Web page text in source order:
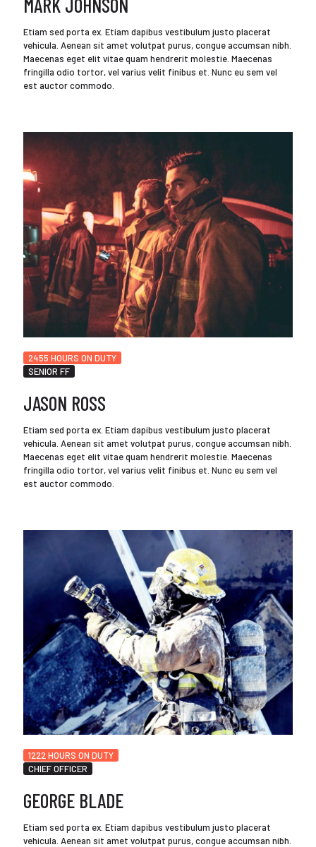
MARK JOHNSON
Etiam sed porta ex. Etiam dapibus vestibulum justo placerat
vehicula. Aenean sit amet volutpat purus, congue accumsan nibh.
Maecenas eget elit vitae quam hendrerit molestie. Maecenas
fringilla odio tortor, vel varius velit finibus et. Nunc eu sem vel
est auctor commodo.
2455 HOURS ON DUTY
SENIOR FF
JASON ROSS
Etiam sed porta ex. Etiam dapibus vestibulum justo placerat
vehicula. Aenean sit amet volutpat purus, congue accumsan nibh.
Maecenas eget elit vitae quam hendrerit molestie. Maecenas
fringilla odio tortor, vel varius velit finibus et. Nunc eu sem vel
est auctor commodo.
1222 HOURS ON DUTY
CHIEF OFFICER
GEORGE BLADE
Etiam sed porta ex. Etiam dapibus vestibulum justo placerat
vehicula. Aenean sit amet volutpat purus, congue accumsan nibh.